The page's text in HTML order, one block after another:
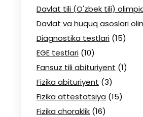
Davlat tili (O'zbek tili)
Davlat va huquq asoslari
Diagnostika testlari (15)
EGE testlari (10)
Fansuz tili abituriyent (1)
Fizika abituriyent (3)
Fizika attestatsiya (15)
Fizika choraklik (16)